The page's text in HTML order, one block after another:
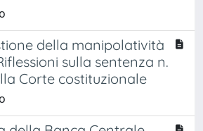
della manipolatività
sulla sentenza n.
Corte costituzionale